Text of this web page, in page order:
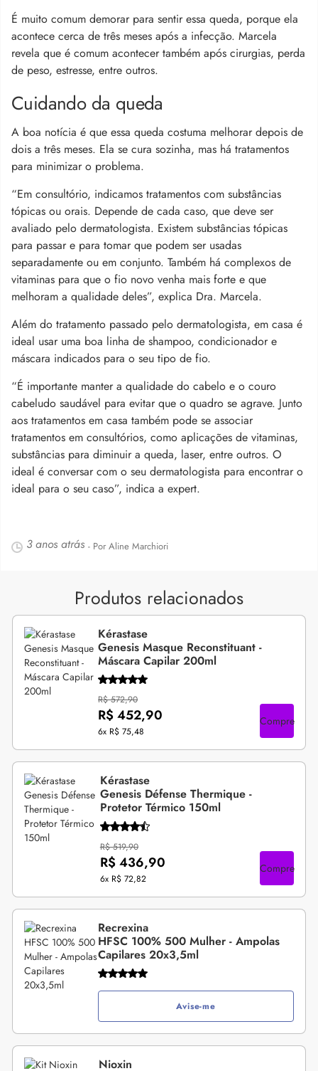
É muito comum demorar para sentir essa queda, porque ela
acontece cerca de três meses após a infecção. Marcela
revela que é comum acontecer também após cirurgias, perda
de peso, estresse, entre outros.
Cuidando da queda
A boa notícia é que essa queda costuma melhorar depois de
dois a três meses. Ela se cura sozinha, mas há tratamentos
para minimizar o problema.
“Em consultório, indicamos tratamentos com substâncias
tópicas ou orais. Depende de cada caso, que deve ser
avaliado pelo dermatologista. Existem substâncias tópicas
para passar e para tomar que podem ser usadas
separadamente ou em conjunto. Também há complexos de
vitaminas para que o fio novo venha mais forte e que
melhoram a qualidade deles”, explica Dra. Marcela.
Além do tratamento passado pelo dermatologista, em casa é
ideal usar uma boa linha de shampoo, condicionador e
máscara indicados para o seu tipo de fio.
“É importante manter a qualidade do cabelo e o couro
cabeludo saudável para evitar que o quadro se agrave. Junto
aos tratamentos em casa também pode se associar
tratamentos em consultórios, como aplicações de vitaminas,
substâncias para diminuir a queda, laser, entre outros. O
ideal é conversar com o seu dermatologista para encontrar o
ideal para o seu caso”, indica a expert.
3 anos atrás - Por Aline Marchiori
Produtos relacionados
Kérastase
Genesis Masque Reconstituant -
Máscara Capilar 200ml
R$ 572,90
R$ 452,90
6x R$ 75,48
Compre
Kérastase
Genesis Défense Thermique -
Protetor Térmico 150ml
R$ 519,90
R$ 436,90
6x R$ 72,82
Compre
Recrexina
HFSC 100% 500 Mulher - Ampolas
Capilares 20x3,5ml
Avise-me
Nioxin